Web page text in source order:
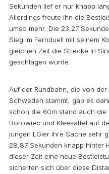
Sekunden lief er nur knapp
Allerdings freute ihn die
umso mehr. Die 23,27
Sieg im Fernduell mit seinem
gleichen Zeit die Strecke in
geschlagen wurde.
Auf der Rundbahn, die von
Schweden stammt, gab es
schon die 60m stand auch
Borowiec und Kleesattel auf
jungen LGler ihre Sache sehr
28,87 Sekunden knapp hinter
dieser Zeit eine neue
sicherten sich über diese